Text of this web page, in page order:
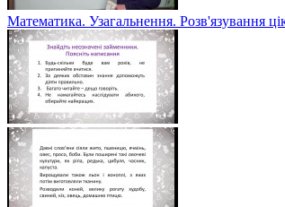
Математика. Узагальнення. Розв'язування